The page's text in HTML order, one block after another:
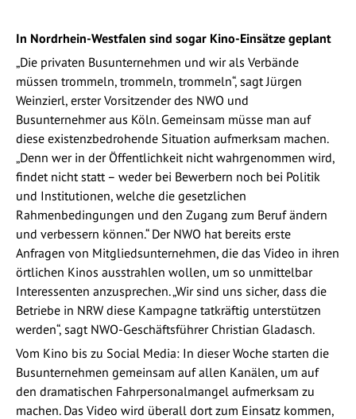
In Nordrhein-Westfalen sind sogar Kino-Einsätze geplant
„Die privaten Busunternehmen und wir als Verbände
müssen trommeln, trommeln, trommeln“, sagt Jürgen
Weinzierl, erster Vorsitzender des NWO und
Busunternehmer aus Köln. Gemeinsam müsse man auf
diese existenzbedrohende Situation aufmerksam machen.
„Denn wer in der Öffentlichkeit nicht wahrgenommen wird,
findet nicht statt – weder bei Bewerbern noch bei Politik
und Institutionen, welche die gesetzlichen
Rahmenbedingungen und den Zugang zum Beruf ändern
und verbessern können.“ Der NWO hat bereits erste
Anfragen von Mitgliedsunternehmen, die das Video in ihren
örtlichen Kinos ausstrahlen wollen, um so unmittelbar
Interessenten anzusprechen. „Wir sind uns sicher, dass die
Betriebe in NRW diese Kampagne tatkräftig unterstützen
werden“, sagt NWO-Geschäftsführer Christian Gladasch.
Vom Kino bis zu Social Media: In dieser Woche starten die
Busunternehmen gemeinsam auf allen Kanälen, um auf
den dramatischen Fahrpersonalmangel aufmerksam zu
machen. Das Video wird überall dort zum Einsatz kommen,